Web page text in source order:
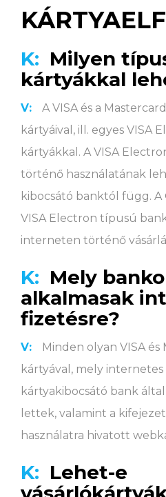
K: Milyen
kártyákkal
V:
A VISA és a
kártyáival, ill. egyes VISA
kártyákkal. A VISA
történő használatának
kibocsátó banktól függ.
VISA Electron típusú
interneten történő
K: Mely
alkalmasak
fizetésre?
V:
Minden olyan VISA
kártyával, mely internetes
kártyakibocsátó bank
lettek, valamint a
használatra hivatott
K: Lehet-e